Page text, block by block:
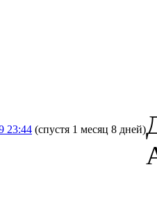
23:44 (спустя 1 месяц 8 дней)